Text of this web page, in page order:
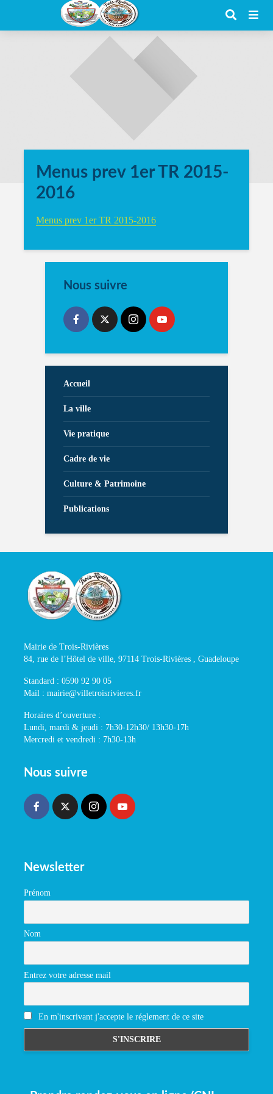
Menus prev 1er TR 2015-
2016
Menus prev 1er TR 2015-2016
Nous suivre
Accueil
La ville
Vie pratique
Cadre de vie
Culture & Patrimoine
Publications
Mairie de Trois-Rivières
84, rue de l’Hôtel de ville, 97114 Trois-Rivières , Guadeloupe
Standard : 0590 92 90 05
Mail : mairie@villetroisrivieres.fr
Horaires d’ouverture :
Lundi, mardi & jeudi : 7h30-12h30/ 13h30-17h
Mercredi et vendredi : 7h30-13h
Nous suivre
Newsletter
Prénom
Nom
Entrez votre adresse mail
En m'inscrivant j'accepte le réglement de ce site